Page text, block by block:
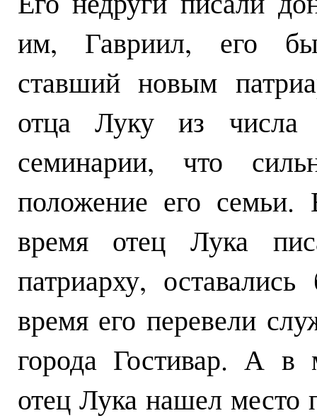
им, Гавриил, его
ставший новым
отца Луку из числа
семинарии, что
положение его
время отец Лука
патриарху,
время его перевели
города Гостивар. А в
отец Лука нашел место